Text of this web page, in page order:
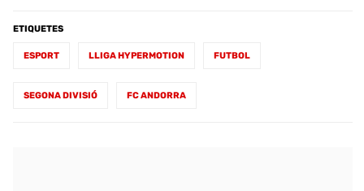
ETIQUETES
ESPORT LLIGA HYPERMOTION FUTBOL
SEGONA DIVISIÓ FC ANDORRA